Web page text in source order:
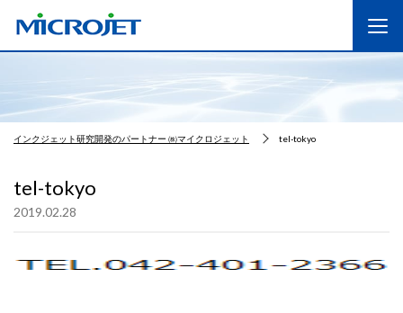
インクジェット研究開発のパートナー ㈱マイクロジェット tel-tokyo
tel-tokyo
2019.02.28